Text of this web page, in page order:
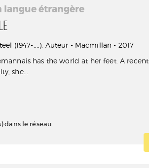
langue étrangère
(1947-....). Auteur - Macmillan - 2017
has the world at her feet. A recent
she...
dans le réseau